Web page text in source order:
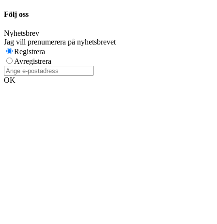
Följ oss
Nyhetsbrev
Jag vill prenumerera på nyhetsbrevet
Registrera
Avregistrera
OK